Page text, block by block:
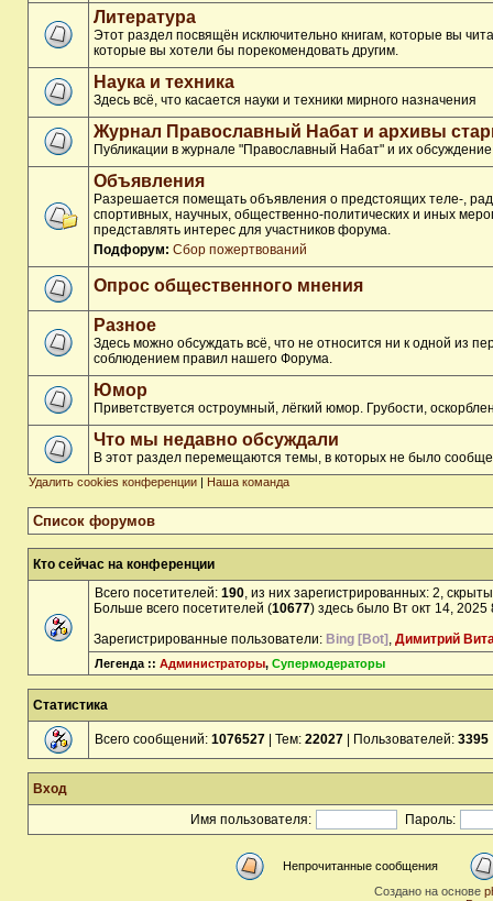
Литература
Этот раздел посвящён исключительно книгам, которые вы
которые вы хотели бы порекомендовать другим.
Наука и техника
Здесь всё, что касается науки и техники мирного назначения
Журнал Православный Набат и архивы
Публикации в журнале "Православный Набат" и их обсуждение
Объявления
Разрешается помещать объявления о предстоящих теле-,
спортивных, научных, общественно-политических и иных
представлять интерес для участников форума.
Подфорум: Сбор пожертвований
Опрос общественного мнения
Разное
Здесь можно обсуждать всё, что не относится ни к одной из
соблюдением правил нашего Форума.
Юмор
Приветствуется остроумный, лёгкий юмор. Грубости,
Что мы недавно обсуждали
В этот раздел перемещаются темы, в которых не было
Удалить cookies конференции | Наша команда
Список форумов
Кто сейчас на конференции
Всего посетителей: 190, из них зарегистрированных: 2,
Больше всего посетителей (10677) здесь было Вт окт 14, 2025
Зарегистрированные пользователи: Bing [Bot] , Димитрий
Легенда :: Администраторы, Супермодераторы
Статистика
Всего сообщений: 1076527 | Тем: 22027 | Пользователей: 3395
Вход
Имя пользователя:
Пароль:
Непрочитанные сообщения
Создано на основе